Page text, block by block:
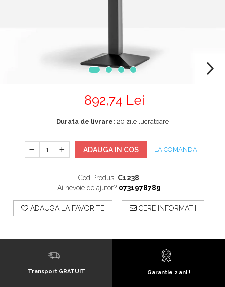
892,74 Lei
Durata de livrare: 20 zile lucratoare
ADAUGA IN COS LA COMANDA
Cod Produs: C1238
Ai nevoie de ajutor? 0731978789
ADAUGA LA FAVORITE CERE INFORMATII
Transport GRATUIT Garantie 2 ani !